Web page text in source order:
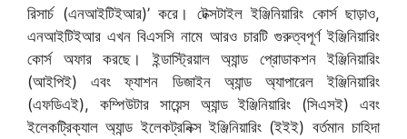
রিসার্চ (এনআইটিইআর)’ করে। টেক্সটাইল ইঞ্জিনিয়ারিং কোর্স ছাড়াও,
এনআইটিইআর এখন বিএসসি নামে আরও চারটি গুরুত্বপূর্ণ ইঞ্জিনিয়ারিং
কোর্স অফার করছে। ইন্ডাস্ট্রিয়াল অ্যান্ড প্রোডাকশন ইঞ্জিনিয়ারিং
(আইপিই) এবং ফ্যাশন ডিজাইন অ্যান্ড অ্যাপারেল ইঞ্জিনিয়ারিং
(এফডিএই), কম্পিউটার সায়েন্স অ্যান্ড ইঞ্জিনিয়ারিং (সিএসই) এবং
ইলেকট্রিক্যাল অ্যান্ড ইলেকট্রনিক্স ইঞ্জিনিয়ারিং (ইইই) বর্তমান চাহিদা